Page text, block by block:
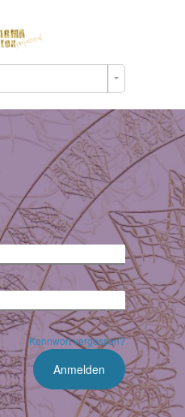
Kennwort vergessen?